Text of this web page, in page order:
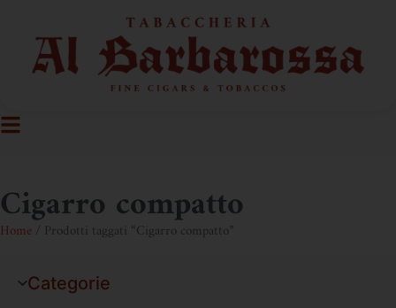
Cigarro compatto
Home / Prodotti taggati “Cigarro compatto”
Categorie